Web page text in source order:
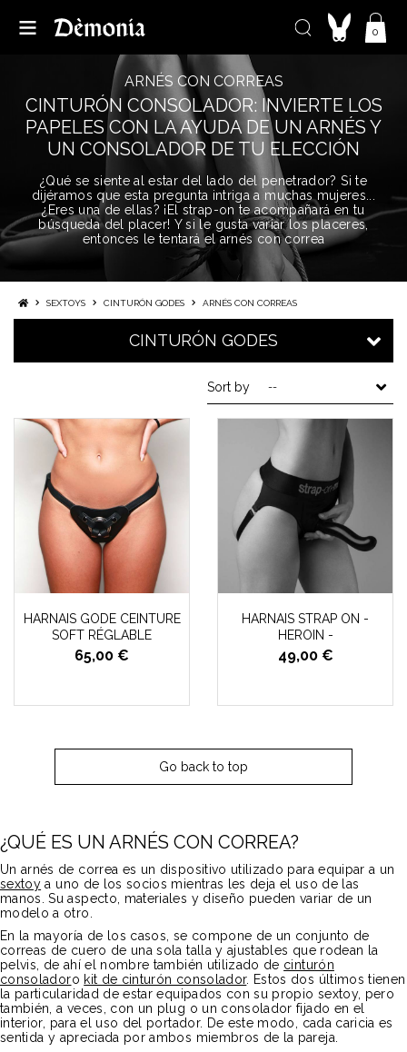
0
ARNÉS CON CORREAS
CINTURÓN CONSOLADOR: INVIERTE LOS
PAPELES CON LA AYUDA DE UN ARNÉS Y
UN CONSOLADOR DE TU ELECCIÓN
¿Qué se siente al estar del lado del penetrador? Si te
dijéramos que esta pregunta intriga a muchas mujeres...
¿Eres una de ellas? ¡El strap-on te acompañará en tu
búsqueda del placer! Y si le gusta variar los placeres,
entonces le tentará el arnés con correa
SEXTOYS CINTURÓN GODES ARNÉS CON CORREAS
CINTURÓN GODES
Sort by --
HARNAIS GODE CEINTURE
SOFT RÉGLABLE
65,00 €
HARNAIS STRAP ON -
HEROIN -
49,00 €
Go back to top
¿QUÉ ES UN ARNÉS CON CORREA?
Un arnés de correa es un dispositivo utilizado para equipar a un
sextoy a uno de los socios mientras les deja el uso de las
manos. Su aspecto, materiales y diseño pueden variar de un
modelo a otro.
En la mayoría de los casos, se compone de un conjunto de
correas de cuero de una sola talla y ajustables que rodean la
pelvis, de ahí el nombre también utilizado de cinturón
consoladoro kit de cinturón consolador. Estos dos últimos tienen
la particularidad de estar equipados con su propio sextoy, pero
también, a veces, con un plug o un consolador fijado en el
interior, para el uso del portador. De este modo, cada caricia es
sentida y apreciada por ambos miembros de la pareja.